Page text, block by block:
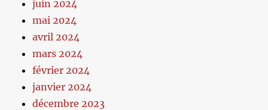
juin 2024
mai 2024
avril 2024
mars 2024
février 2024
janvier 2024
décembre 2023